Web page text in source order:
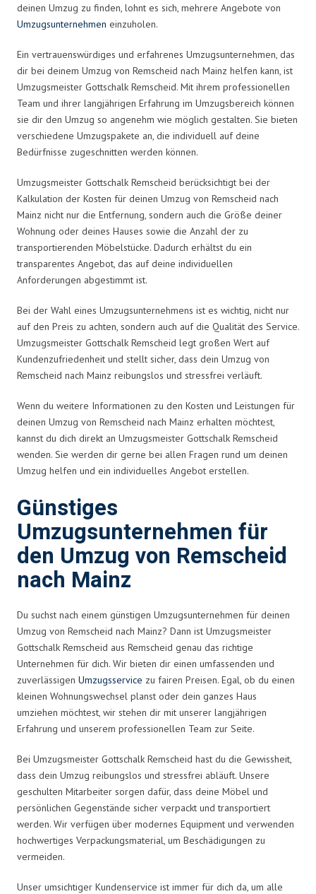
deinen Umzug zu finden, lohnt es sich, mehrere Angebote von
Umzugsunternehmen einzuholen.
Ein vertrauenswürdiges und erfahrenes Umzugsunternehmen, das
dir bei deinem Umzug von Remscheid nach Mainz helfen kann, ist
Umzugsmeister Gottschalk Remscheid. Mit ihrem professionellen
Team und ihrer langjährigen Erfahrung im Umzugsbereich können
sie dir den Umzug so angenehm wie möglich gestalten. Sie bieten
verschiedene Umzugspakete an, die individuell auf deine
Bedürfnisse zugeschnitten werden können.
Umzugsmeister Gottschalk Remscheid berücksichtigt bei der
Kalkulation der Kosten für deinen Umzug von Remscheid nach
Mainz nicht nur die Entfernung, sondern auch die Größe deiner
Wohnung oder deines Hauses sowie die Anzahl der zu
transportierenden Möbelstücke. Dadurch erhältst du ein
transparentes Angebot, das auf deine individuellen
Anforderungen abgestimmt ist.
Bei der Wahl eines Umzugsunternehmens ist es wichtig, nicht nur
auf den Preis zu achten, sondern auch auf die Qualität des Service.
Umzugsmeister Gottschalk Remscheid legt großen Wert auf
Kundenzufriedenheit und stellt sicher, dass dein Umzug von
Remscheid nach Mainz reibungslos und stressfrei verläuft.
Wenn du weitere Informationen zu den Kosten und Leistungen für
deinen Umzug von Remscheid nach Mainz erhalten möchtest,
kannst du dich direkt an Umzugsmeister Gottschalk Remscheid
wenden. Sie werden dir gerne bei allen Fragen rund um deinen
Umzug helfen und ein individuelles Angebot erstellen.
Günstiges
Umzugsunternehmen für
den Umzug von Remscheid
nach Mainz
Du suchst nach einem günstigen Umzugsunternehmen für deinen
Umzug von Remscheid nach Mainz? Dann ist Umzugsmeister
Gottschalk Remscheid aus Remscheid genau das richtige
Unternehmen für dich. Wir bieten dir einen umfassenden und
zuverlässigen Umzugsservice zu fairen Preisen. Egal, ob du einen
kleinen Wohnungswechsel planst oder dein ganzes Haus
umziehen möchtest, wir stehen dir mit unserer langjährigen
Erfahrung und unserem professionellen Team zur Seite.
Bei Umzugsmeister Gottschalk Remscheid hast du die Gewissheit,
dass dein Umzug reibungslos und stressfrei abläuft. Unsere
geschulten Mitarbeiter sorgen dafür, dass deine Möbel und
persönlichen Gegenstände sicher verpackt und transportiert
werden. Wir verfügen über modernes Equipment und verwenden
hochwertiges Verpackungsmaterial, um Beschädigungen zu
vermeiden.
Unser umsichtiger Kundenservice ist immer für dich da, um alle